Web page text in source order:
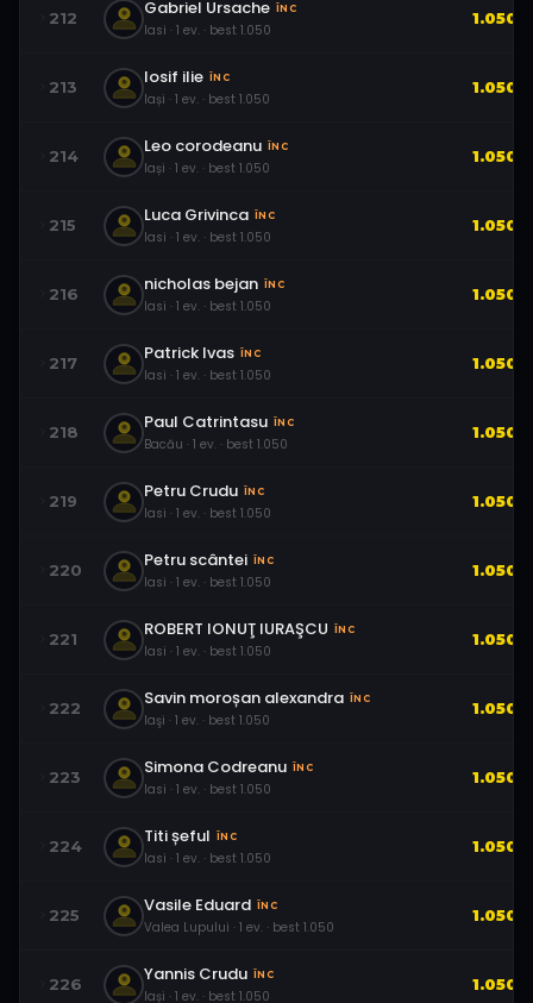
212 Gabriel Ursache ÎNC
Iasi · 1 ev. · best 1.050
1.050
213 Iosif ilie ÎNC
Iași · 1 ev. · best 1.050
1.050
214 Leo corodeanu ÎNC
Iași · 1 ev. · best 1.050
1.050
215 Luca Grivinca ÎNC
Iasi · 1 ev. · best 1.050
1.050
216 nicholas bejan ÎNC
Iasi · 1 ev. · best 1.050
1.050
217 Patrick Ivas ÎNC
Iasi · 1 ev. · best 1.050
1.050
218 Paul Catrintasu ÎNC
Bacău · 1 ev. · best 1.050
1.050
219 Petru Crudu ÎNC
Iasi · 1 ev. · best 1.050
1.050
220 Petru scântei ÎNC
Iasi · 1 ev. · best 1.050
1.050
221 ROBERT IONUŢ IURAŞCU ÎNC
Iasi · 1 ev. · best 1.050
1.050
222 Savin moroșan alexandra ÎNC
Iaşi · 1 ev. · best 1.050
1.050
223 Simona Codreanu ÎNC
Iasi · 1 ev. · best 1.050
1.050
224 Titi șeful ÎNC
Iasi · 1 ev. · best 1.050
1.050
225 Vasile Eduard ÎNC
Valea Lupului · 1 ev. · best 1.050
1.050
226 Yannis Crudu ÎNC
Iași · 1 ev. · best 1.050
1.050